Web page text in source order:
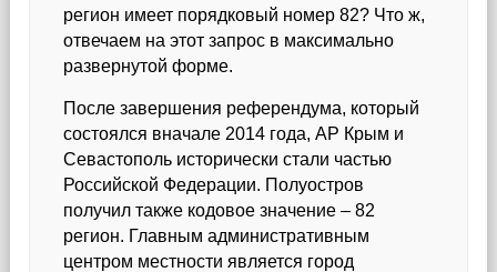
регион имеет порядковый номер 82? Что ж,
отвечаем на этот запрос в максимально
развернутой форме.
После завершения референдума, который
состоялся вначале 2014 года, АР Крым и
Севастополь исторически стали частью
Российской Федерации. Полуостров
получил также кодовое значение – 82
регион. Главным административным
центром местности является город